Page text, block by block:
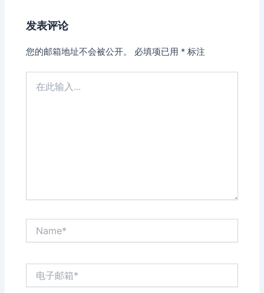
发表评论
您的邮箱地址不会被公开。 必填项已用 * 标注